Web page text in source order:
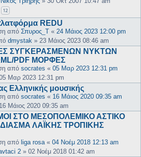
12
REDU
από Σπυρος_Τ « 24 Μάιος 2023 12:00 pm
dmystak » 23 Μάιος 2023 08:46 am
ΣΥΓΚΕΡΑΣΜΕΝΩΝ ΝΥΚΤΩΝ
PDF ΜΟΡΦΕΣ
από socrates « 05 Μαρ 2023 12:31 pm
Μαρ 2023 12:31 pm
Ελληνικής μουσικής
από socrates « 16 Μάιος 2020 09:35 am
16 Μάιος 2020 09:35 am
ΣΤΟ ΜΕΣΟΠΟΛΕΜΙΚΟ ΑΣΤΙΚΟ
ΛΑΪΚΗΣ ΤΡΟΠΙΚΗΣ
από liga rosa « 04 Νοέμ 2018 12:13 am
2 » 02 Νοέμ 2018 01:42 am